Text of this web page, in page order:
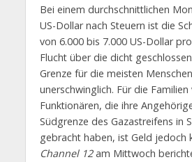
Bei einem durchschnittlichen
US-Dollar nach Steuern ist die
von 6.000 bis 7.000 US-Dollar
Flucht über die dicht
Grenze für die meisten
unerschwinglich. Für die
Funktionären, die ihre
Südgrenze des Gazastreifens in
gebracht haben, ist Geld jedoch
Channel 12am Mittwoch